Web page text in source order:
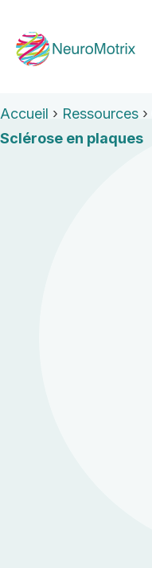
Accueil › Ressources ›
Sclérose en plaques